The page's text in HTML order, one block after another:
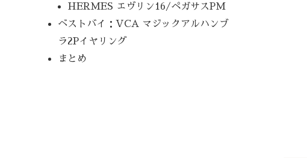
HERMES エヴリン16/ペガサスPM
ベストバイ：VCA マジックアルハンブ
ラ2Pイヤリング
まとめ